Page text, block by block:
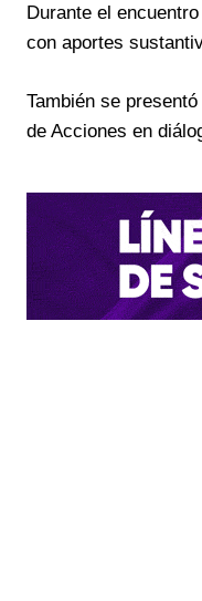
Durante el
con aportes
También se
de Acciones en